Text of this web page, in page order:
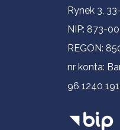
Rynek 3,
NIP: 873-
REGON:
nr konta:
96 1240